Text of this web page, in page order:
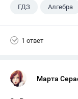
ГДЗ Алгебра
1 ответ
Марта